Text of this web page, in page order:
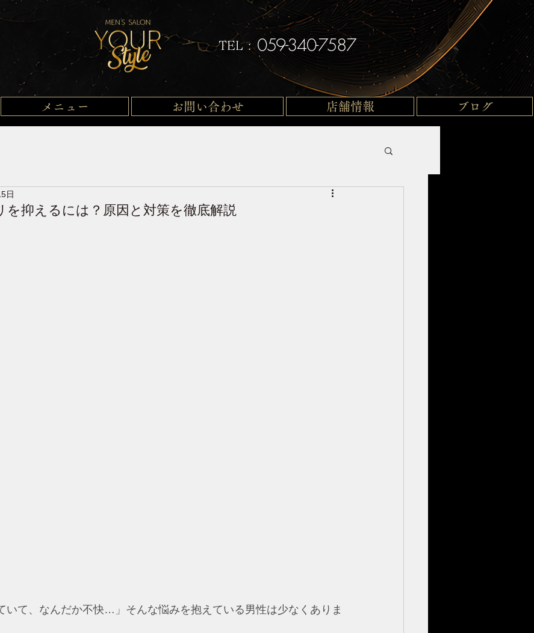
TEL : 059-340-7587
メニュー お問い合わせ 店舗情報 ブログ
を抑えるには？原因と対策を徹底解説
日
いて、なんだか不快…」そんな悩みを抱えている男性は少なくありま